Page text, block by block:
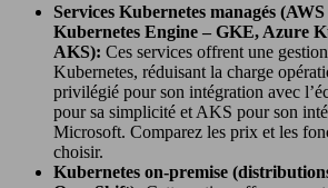
Services Kubernetes managés
Kubernetes Engine – GKE, Azure
AKS): Ces services offrent une
Kubernetes, réduisant la charge
privilégié pour son intégration avec
pour sa simplicité et AKS pour son
Microsoft. Comparez les prix et les
choisir.
Kubernetes on-premise